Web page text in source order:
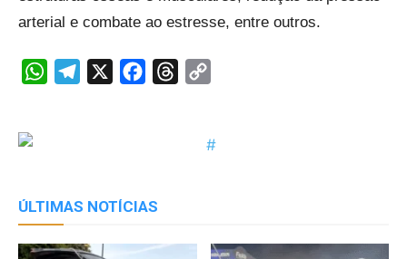
arterial e combate ao estresse, entre outros.
WhatsAppTelegram FacebookThreads
ÚLTIMAS NOTÍCIAS